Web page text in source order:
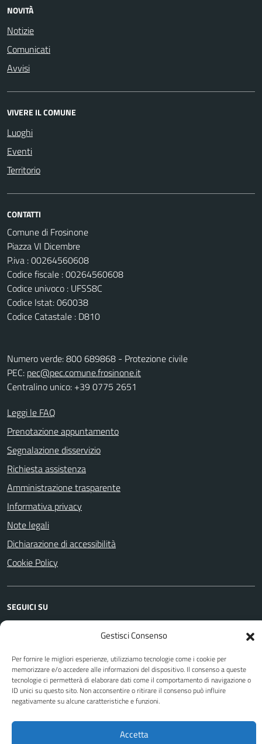
Gestisci Consenso
Per fornire le migliori esperienze, utilizziamo tecnologie come i cookie per
memorizzare e/o accedere alle informazioni del dispositivo. Il consenso a queste
tecnologie ci permetterà di elaborare dati come il comportamento di navigazione o
ID unici su questo sito. Non acconsentire o ritirare il consenso può influire
negativamente su alcune caratteristiche e funzioni.
Accetta
NOVITÀ
Notizie
Comunicati
Avvisi
VIVERE IL COMUNE
Luoghi
Eventi
Territorio
CONTATTI
Comune di Frosinone
Piazza VI Dicembre
P.iva : 00264560608
Codice fiscale : 00264560608
Codice univoco : UFSS8C
Codice Istat: 060038
Codice Catastale : D810
Numero verde: 800 689868 - Protezione civile
PEC: pec@pec.comune.frosinone.it
Centralino unico: +39 0775 2651
Leggi le FAQ
Prenotazione appuntamento
Segnalazione disservizio
Richiesta assistenza
Amministrazione trasparente
Informativa privacy
Note legali
Dichiarazione di accessibilità
Cookie Policy
SEGUICI SU
Attuazione Misure PNRR
Piano di miglioramento del sito
Sito web a cura di Yes I Code